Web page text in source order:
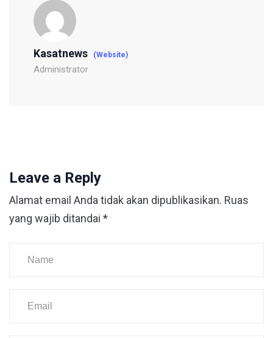
Kasatnews (Website)
Administrator
Leave a Reply
Alamat email Anda tidak akan dipublikasikan. Ruas
yang wajib ditandai *